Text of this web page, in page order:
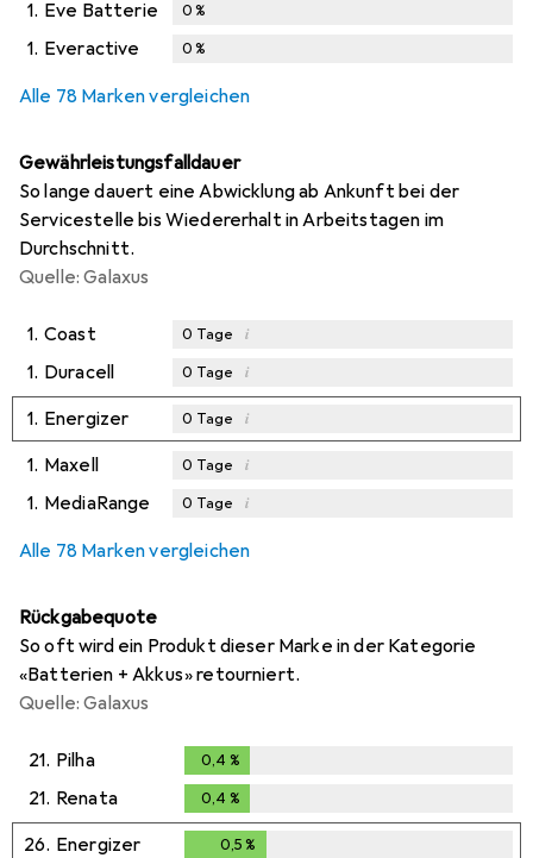
1. Eve Batterie 0%
1. Everactive 0%
Alle 78 Marken vergleichen
Gewährleistungsfalldauer
So lange dauert eine Abwicklung ab Ankunft bei der
Servicestelle bis Wiedererhalt in Arbeitstagen im
Durchschnitt.
Quelle: Galaxus
1. Coast 0 Tage i
1. Duracell 0 Tage i
1. Energizer 0 Tage i
1. Maxell 0 Tage i
1. MediaRange 0 Tage i
Alle 78 Marken vergleichen
Rückgabequote
So oft wird ein Produkt dieser Marke in der Kategorie
«Batterien + Akkus» retourniert.
Quelle: Galaxus
21. Pilha 0,4 %
21. Renata 0,4 %
26. Energizer 0,5 %